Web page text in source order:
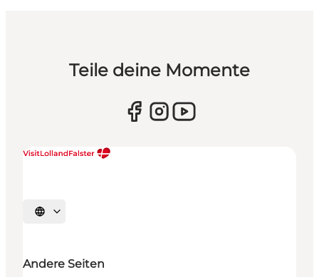
Teile deine Momente
Sprache auswählen
Andere Seiten